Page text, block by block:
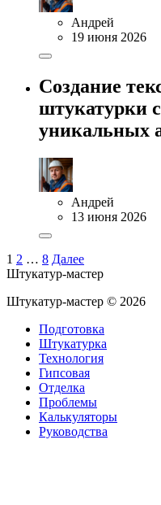
Андрей
19 июня 2026
Создание
штукатурки
уникальных
Андрей
13 июня 2026
1 2 … 8 Далее
Штукатур-мастер
Штукатур-мастер © 2026
Подготовка
Штукатурка
Технология
Гипсовая
Отделка
Проблемы
Калькуляторы
Руководства